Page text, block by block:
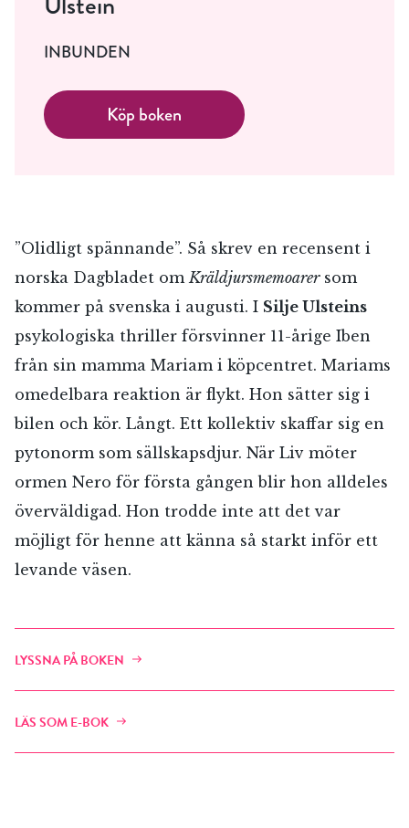
Jag accepterar villkoren.
RÖSTA
ÅNGRA OCH STÄNG
INBUNDEN
Köp boken
”Olidligt spännande”. Så skrev en recensent i
norska Dagbladet om Kräldjursmemoarersom
kommer på svenska i augusti. I Silje Ulsteins
psykologiska thriller försvinner 11-årige Iben
från sin mamma Mariam i köpcentret. Mariams
omedelbara reaktion är flykt. Hon sätter sig i
bilen och kör. Långt. Ett kollektiv skaffar sig en
pytonorm som sällskapsdjur. När Liv möter
ormen Nero för första gången blir hon alldeles
överväldigad. Hon trodde inte att det var
möjligt för henne att känna så starkt inför ett
levande väsen.
LYSSNA PÅ BOKEN
LÄS SOM E-BOK